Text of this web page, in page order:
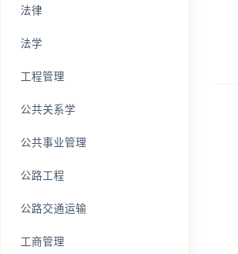
法律
法学
工程管理
公共关系学
公共事业管理
公路工程
公路交通运输
工商管理